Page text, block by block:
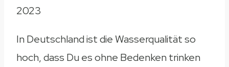
2023
In Deutschland ist die Wasserqualität so
hoch, dass Du es ohne Bedenken trinken